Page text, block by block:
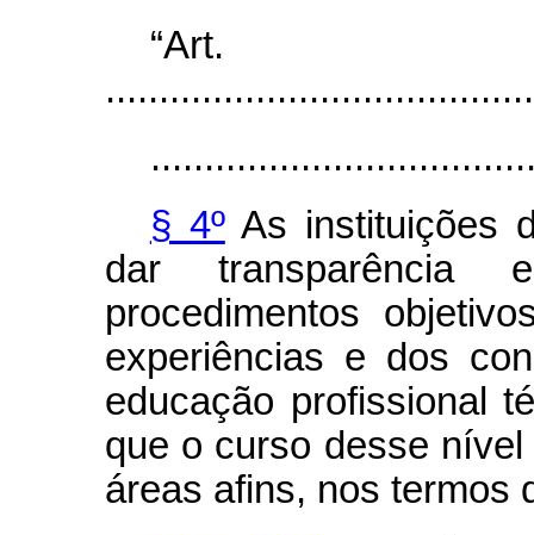
§ 4ºAs instituições
dar transparência
procedimentos
experiências e dos
educação profissional
que o curso desse
áreas afins, nos termos